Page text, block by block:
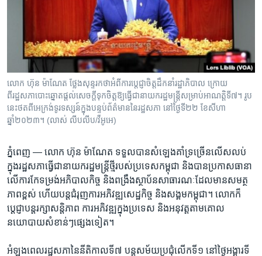
ទៅ​
កាន់​
ទំព័រ​
ស្វែង​
បណ្តាញ​សង្គម
ភាសា
លោក ហ៊ុន ម៉ាណែត ថ្លែងសុន្ទរកថាអំពីការប្តេជ្ញាចិត្តដឹកនាំរដ្ឋាភិបាល ក្រោយ
ពីរដ្ឋសភាបោះឆ្នោតផ្តល់សេចក្តីទុកចិត្តឱ្យធ្វើជានាយករដ្ឋមន្ត្រីសម្រាប់អាណត្តិទី៧។ រូប
នេះថតពីអេក្រង់ទូរទស្សន៍ក្នុងបន្ទប់ព័ត៌មាននៃរដ្ឋសភា នៅថ្ងៃទី២២ ខែសីហា
ឆ្នាំ២០២៣។ (លាស់ លីបលីប/វីអូអេ)
ភ្នំពេញ — លោក​ ហ៊ុន ម៉ាណែត​ ទទួលបានសំឡេង​គាំទ្រ​ច្រើន​លើស​លប់​
ក្នុង​រដ្ឋ​សភាធ្វើ​ជា​នាយក​រដ្ឋមន្ត្រី​ថ្មី​របស់​ប្រទេស​កម្ពុជា​ និង​បាន​ប្រកាស​ធានា​
លើ​ការ​កែ​ទម្រង់​អភិបាល​កិច្ច​ និងពង្រឹង​ស្ថាប័ន​សាធារណៈ​ដែល​មាន​សមត្ថ​
ភាព​ខ្ពស់​ ហើយ​បន្ត​ជំរុញ​ការ​អភិវឌ្ឍ​សេដ្ឋ​កិច្ច ​និង​សង្គម​កម្ពុជា។ ​លោក​ក៏​
ប្តេជ្ញា​បន្ត​រក្សា​សន្តិភាព ​ការ​អភិវឌ្ឍ​ក្នុង​ប្រទេស ​និង​អនុវត្ត​តាម​គោល​
នយោបាយ​សំខាន់ៗ​ផ្សេង​ទៀត។
អំឡុង​ពេល​រដ្ឋ​សភា​នៃ​នីតិ​កាល​ទី​៧ ​បន្ត​សម័យ​ប្រជុំលើក​ទី១​ នៅ​ថ្ងៃ​អង្គារ​ទី​